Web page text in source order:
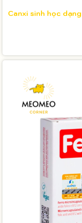
Canxi sinh học